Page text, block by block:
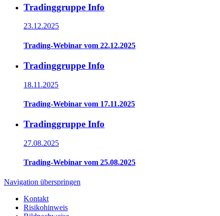
Tradinggruppe Info
23.12.2025
Trading-Webinar vom 22.12.2025
Tradinggruppe Info
18.11.2025
Trading-Webinar vom 17.11.2025
Tradinggruppe Info
27.08.2025
Trading-Webinar vom 25.08.2025
Navigation überspringen
Kontakt
Risikohinweis